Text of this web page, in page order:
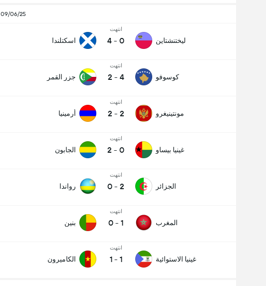
09/06/25
ليختنشتاين
انتهت
0
-
4 اسكتلندا
كوسوفو
انتهت
4
-
2 جزر القمر
مونتينيغرو
انتهت
2
-
2 أرمينيا
غينيا بيساو
انتهت
0
-
2 الجابون
الجزائر
انتهت
2
-
0 رواندا
المغرب
انتهت
1
-
0 بنين
غينيا الاستوائية
انتهت
1
-
1 الكاميرون